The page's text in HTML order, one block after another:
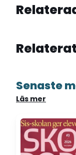
Senaste
Läs mer